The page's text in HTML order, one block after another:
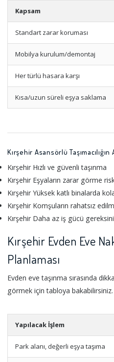
Kapsam
Standart zarar koruması
Mobilya kurulum/demontaj
Her türlü hasara karşı
Kısa/uzun süreli eşya saklama
Kırşehir Asansörlü Taşımacılığın
Kırşehir Hızlı ve güvenli taşınma
Kırşehir Eşyaların zarar görme
Kırşehir Yüksek katlı binalarda
Kırşehir Komşuların rahatsız
Kırşehir Daha az iş gücü
Kırşehir Evden Eve
Planlaması
Evden eve taşınma sırasında
görmek için tabloya bakabilirsiniz.
Yapılacak İşlem
Park alanı, değerli eşya taşıma